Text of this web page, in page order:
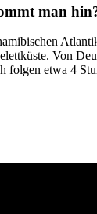
man
Von
folgen etwa 4